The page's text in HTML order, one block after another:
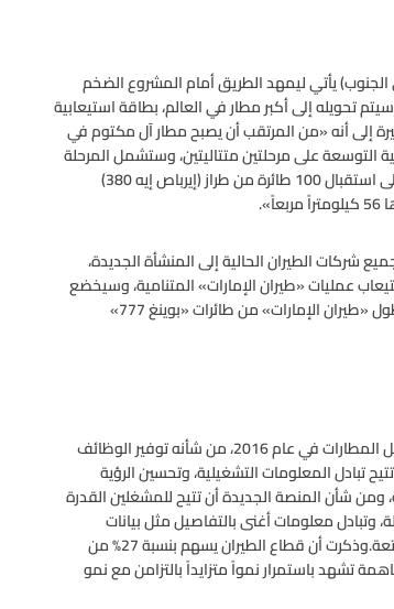
يأتي ليمهد الطريق أمام المشروع الضخم
الجنوب)، الذي سيتم تحويله إلى أكبر مطار في العالم، بطاقة استيعابية
طن من الشحن»، مشيرة إلى أنه «من المرتقب أن يصبح مطار آل مكتوم في
على مرحلتين متتاليتين، وستشمل المرحلة
الأولى مبنيين تبلغ سعتهما الإجمالية 120 مليون مسافر سنوياً، قادرين على استقبال 100 طائرة من طراز (إيرباص إيه 380)
«الكونكورس دي» في شهر فبراير 2016، وانتقال جميع شركات الطيران الحالية إلى المنشأة الجديدة،
سي» إلى جزء من «المبنى 3»، بهدف استيعاب عمليات «طيران الإمارات» المتنامية، وسيخضع
«الكونكورس سي» لبرنامج تجديد يتضمن مواقف محدثة لاستيعاب أسطول «طيران الإمارات» من طائرات «بوينغ 777»
وذكرت المؤسسة أنها تعمل حالياً على التجهيز لتطبيق نظام مبتكر لتشغيل المطارات في عام 2016، من شأنه توفير الوظائف
تبادل المعلومات التشغيلية، وتحسين الرؤية
ومن شأن المنصة الجديدة أن تتيح للمشغلين القدرة
وتبادل معلومات أغنى بالتفاصيل مثل بيانات
المسافرين ومعلومات إجراءات السفر والصعود إلى الطائرات وبيانات الأمتعة.وذكرت أن قطاع الطيران يسهم بنسبة 27% من
من فرص العمل، وهي مساهمة تشهد باستمرار نمواً متزايداً بالتزامن مع نمو